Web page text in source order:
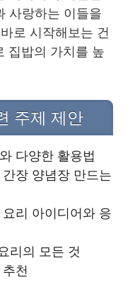
사랑하는 이들을
로 시작해보는 건
집밥의 가치를 높
주제 제안
다양한 활용법
장 양념장 만드는
리 아이디어와 응
리의 모든 것
천